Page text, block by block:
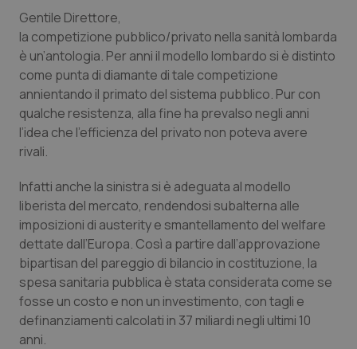
Studi e Analisi
Lettere al direttore
Edizioni Regionali
QS Pro
Professionisti Sanitari.AI
Abruzzo
Basilicata
Calabria
QS Pro Gold
Artrite & artrosi
Asma & BPCO
QS Club Newsletter
Gentile Direttore,
la competizione pubblico/privato nella sanità lombarda
è un’antologia. Per anni il modello lombardo si è distinto
come punta di diamante di tale competizione
annientando il primato del sistema pubblico. Pur con
qualche resistenza, alla fine ha prevalso negli anni
l’idea che l’efficienza del privato non poteva avere
rivali.
Infatti anche la sinistra si è adeguata al modello
liberista del mercato, rendendosi subalterna alle
imposizioni di austerity e smantellamento del welfare
dettate dall’Europa. Così a partire dall’approvazione
bipartisan del pareggio di bilancio in costituzione, la
spesa sanitaria pubblica è stata considerata come se
fosse un costo e non un investimento, con tagli e
definanziamenti calcolati in 37 miliardi negli ultimi 10
anni.